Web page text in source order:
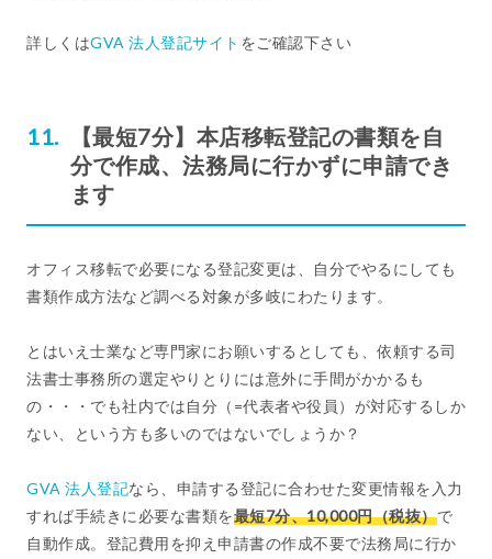
詳しくはGVA 法人登記サイト をご確認下さい
【最短7分】本店移転登記の書類を自
分で作成、法務局に行かずに申請でき
ます
オフィス移転で必要になる登記変更は、自分でやるにしても
書類作成方法など調べる対象が多岐にわたります。
とはいえ士業など専門家にお願いするとしても、依頼する司
法書士事務所の選定やりとりには意外に手間がかかるも
の・・・でも社内では自分（=代表者や役員）が対応するしか
ない、という方も多いのではないでしょうか？
GVA 法人登記なら、申請する登記に合わせた変更情報を入力
すれば手続きに必要な書類を最短7分、10,000円（税抜）で
自動作成。登記費用を抑え申請書の作成不要で法務局に行か